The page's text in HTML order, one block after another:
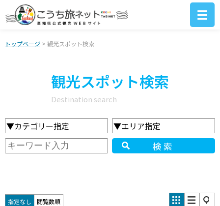
トップページ > 観光スポット検索
観光スポット検索
Destination search
▼カテゴリー指定 ▼エリア指定
検索
指定なし 閲覧数順